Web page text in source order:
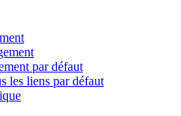
par défaut
les liens par défaut